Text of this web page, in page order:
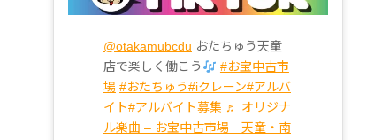
@otakamubcdu おたちゅう天童
店で楽しく働こう
#お宝中古市
場 #おたちゅう#iクレーン#アルバ
イト#アルバイト募集 ♬ オリジナ
ル楽曲 – お宝中古市場 天童・南